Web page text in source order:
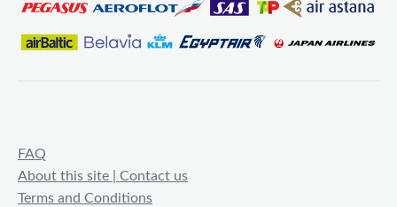
FAQ
About this site | Contact us
Terms and Conditions